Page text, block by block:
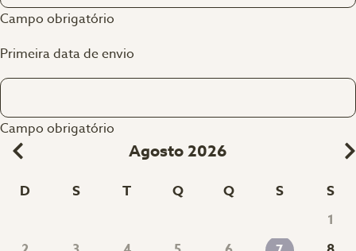
Campo obrigatório
Primeira data de envio
Campo obrigatório
Agosto 2026
D S T Q Q S S
1